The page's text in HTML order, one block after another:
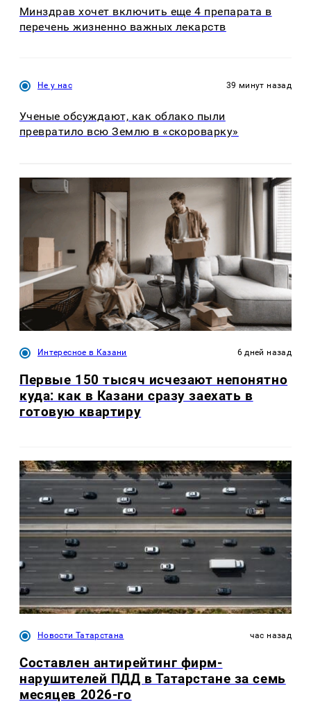
Минздрав хочет включить еще 4 препарата в
перечень жизненно важных лекарств
Не у нас 39 минут назад
Ученые обсуждают, как облако пыли
превратило всю Землю в «скороварку»
Интересное в Казани 6 дней назад
Первые 150 тысяч исчезают непонятно
куда: как в Казани сразу заехать в
готовую квартиру
Новости Татарстана час назад
Составлен антирейтинг фирм-
нарушителей ПДД в Татарстане за семь
месяцев 2026-го